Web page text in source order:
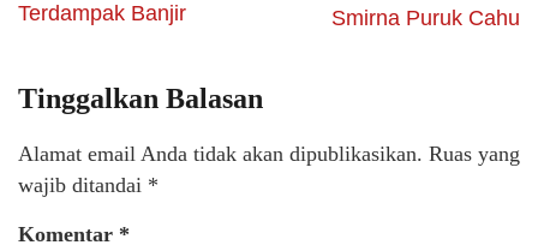
Terdampak Banjir
Smirna Puruk Cahu
Tinggalkan Balasan
Alamat email Anda tidak akan dipublikasikan. Ruas yang
wajib ditandai *
Komentar *